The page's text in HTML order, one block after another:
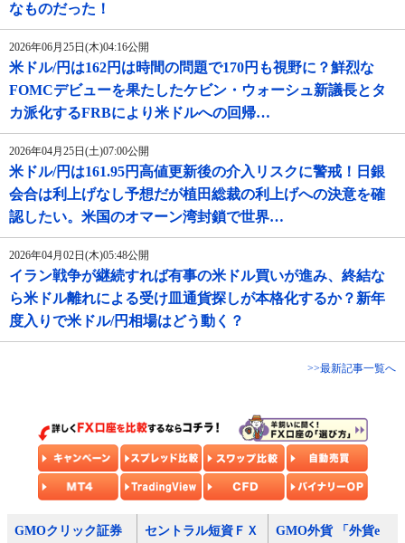
なものだった！
2026年06月25日(木)04:16公開
米ドル/円は162円は時間の問題で170円も視野に？鮮烈な
FOMCデビューを果たしたケビン・ウォーシュ新議長とタ
カ派化するFRBにより米ドルへの回帰…
2026年04月25日(土)07:00公開
米ドル/円は161.95円高値更新後の介入リスクに警戒！日銀
会合は利上げなし予想だが植田総裁の利上げへの決意を確
認したい。米国のオマーン湾封鎖で世界…
2026年04月02日(木)05:48公開
イラン戦争が継続すれば有事の米ドル買いが進み、終結な
ら米ドル離れによる受け皿通貨探しが本格化するか？新年
度入りで米ドル/円相場はどう動く？
>>最新記事一覧へ
GMOクリック証券
セントラル短資ＦＸ
GMO外貨 「外貨e